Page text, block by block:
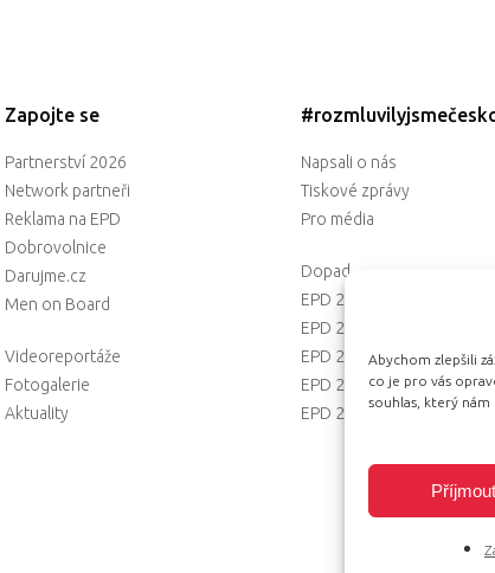
Abychom zlepšili
co je pro vás
souhlas, který nám
Příjmout
Zapojte se
Partnerství 2026
Network partneři
Reklama na EPD
Dobrovolnice
Darujme.cz
Men on Board
Videoreportáže
Fotogalerie
Aktuality
Napsali o nás
Tiskové zprávy
Pro média
Dopad
EPD 2025
EPD 2024
EPD 2023
EPD 2022
EPD 2021